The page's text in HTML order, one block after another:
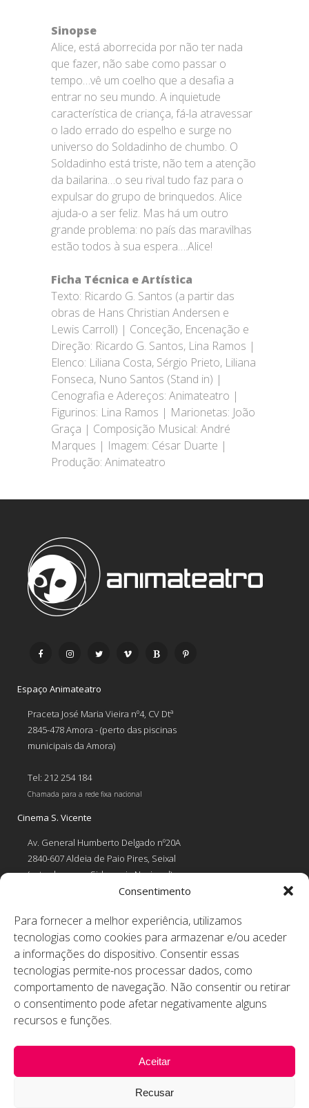
Consentimento
Para fornecer a melhor experiência, utilizamos
tecnologias como cookies para armazenar e/ou aceder
a informações do dispositivo. Consentir essas
tecnologias permite-nos processar dados, como
comportamento de navegação. Não consentir ou retirar
o consentimento pode afetar negativamente alguns
recursos e funções.
Aceitar
Recusar
Sinopse
Alice, está aborrecida por não ter nada
que fazer, não sabe como passar o
tempo…vê um coelho que a desafia a
entrar no seu mundo. A inquietude
característica de criança, fá-la atravessar
o lado errado do espelho e surge no
universo do Soldadinho de chumbo. O
Soldadinho está triste, não tem a atenção
da bailarina…o seu rival tudo faz para o
expulsar do grupo de brinquedos. Alice
ajuda-o a ser feliz. Mas há um outro
grande problema: no país das maravilhas
estão todos à sua espera….Alice!
Ficha Técnica e Artística
Texto: Ricardo G. Santos (a partir das
obras de Hans Christian Andersen e
Lewis Carroll) | Conceção, Encenação e
Direção: Ricardo G. Santos, Lina Ramos |
Elenco: Liliana Costa, Sérgio Prieto, Liliana
Fonseca, Nuno Santos (Stand in) |
Cenografia e Adereços: Animateatro |
Figurinos: Lina Ramos | Marionetas: João
Graça | Composição Musical: André
Marques | Imagem: César Duarte |
Produção: Animateatro
Espaço Animateatro
Praceta José Maria Vieira nº4, CV Dtª
2845-478 Amora - (perto das piscinas
municipais da Amora)
Tel: 212 254 184
Chamada para a rede fixa nacional
Cinema S. Vicente
Av. General Humberto Delgado nº20A
2840-607 Aldeia de Paio Pires, Seixal
(estrada para a Siderurgia Nacional)
Chamada para a rede fixa nacional
Contactos
RESERVAS EM DIAS ÚTEIS
comunicacaoanimateatro@gmail.comOUTROS
animateatro@gmail.com
educanimateatro@gmail.com